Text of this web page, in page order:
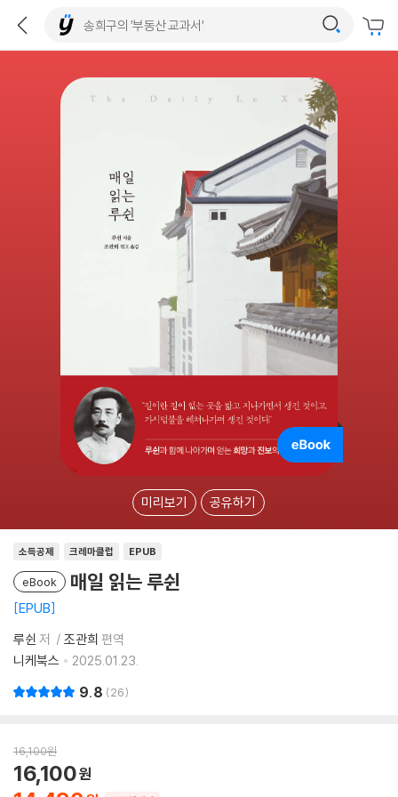
미리보기 공유하기
소득공제 크레마클럽 EPUB
eBook 매일 읽는 루쉰
EPUB
루쉰 저 조관희 편역
니케북스
2025.01.23.
9.8 26
16,100원
16,100